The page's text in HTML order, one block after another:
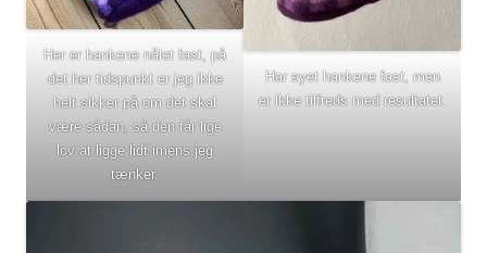
Her er hankene nålet fast, på
det her tidspunkt er jeg ikke
helt sikker på om det skal
være sådan, så den får lige
lov at ligge lidt imens jeg
tænker.
Har syet hankene fast, men
er ikke tilfreds med resultatet.